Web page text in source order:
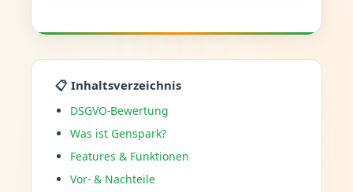
📋 Inhaltsverzeichnis
DSGVO-Bewertung
Was ist Genspark?
Features & Funktionen
Vor- & Nachteile